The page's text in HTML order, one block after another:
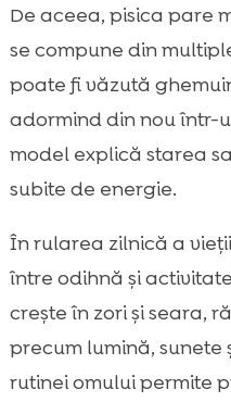
De aceea, pisica pare
se compune din
poate fi văzută
adormind din nou într-
model explică starea
subite de energie.
În rularea zilnică a
între odihnă și
crește în zori și seara,
precum lumină, sunete
rutinei omului permite